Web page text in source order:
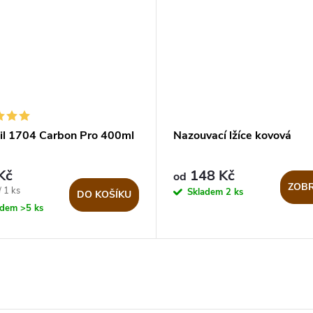
1704 Carbon Pro 400ml
1 ks
>5 ks
DO KOŠÍKU
Nazouvací lžíce kovová
od 148 Kč
Skladem 2 ks